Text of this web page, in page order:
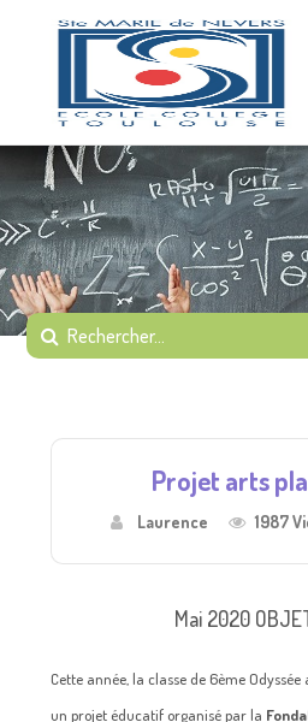
Projet arts
Laurence 1987
Mai 2020
Cette année, la classe de 6ème
un projet éducatif organisé par la